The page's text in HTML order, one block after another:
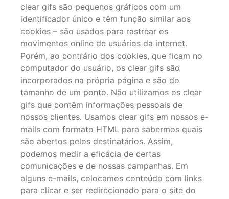
clear gifs são pequenos gráficos com um
identificador único e têm função similar aos
cookies – são usados para rastrear os
movimentos online de usuários da internet.
Porém, ao contrário dos cookies, que ficam no
computador do usuário, os clear gifs são
incorporados na própria página e são do
tamanho de um ponto. Não utilizamos os clear
gifs que contêm informações pessoais de
nossos clientes. Usamos clear gifs em nossos e-
mails com formato HTML para sabermos quais
são abertos pelos destinatários. Assim,
podemos medir a eficácia de certas
comunicações e de nossas campanhas. Em
alguns e-mails, colocamos conteúdo com links
para clicar e ser redirecionado para o site do